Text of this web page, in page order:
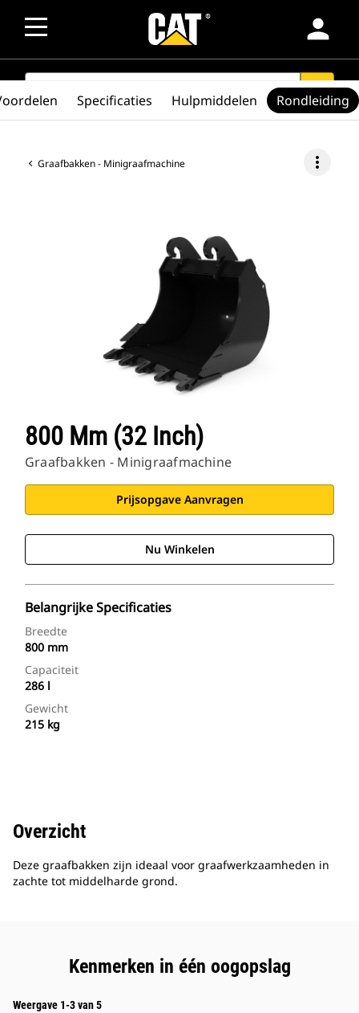
person
SEARCH search
Graafbakken - Minigraafmachine more_vert
800 Mm (32 Inch)
Graafbakken - Minigraafmachine
Prijsopgave Aanvragen
Nu Winkelen
Belangrijke Specificaties
Breedte
800 mm
Capaciteit
286 l
Gewicht
215 kg
Specificaties Hulpmiddelen Rondleiding
Overzicht
Deze graafbakken zijn ideaal voor graafwerkzaamheden in
zachte tot middelharde grond.
Kenmerken in één oogopslag
Weergave 1-3 van 5